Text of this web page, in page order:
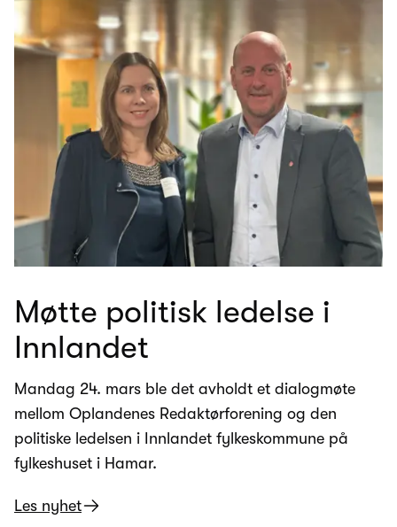
Møtte politisk ledelse i
Innlandet
Mandag 24. mars ble det avholdt et dialogmøte
mellom Oplandenes Redaktørforening og den
politiske ledelsen i Innlandet fylkeskommune på
fylkeshuset i Hamar.
Les nyhet